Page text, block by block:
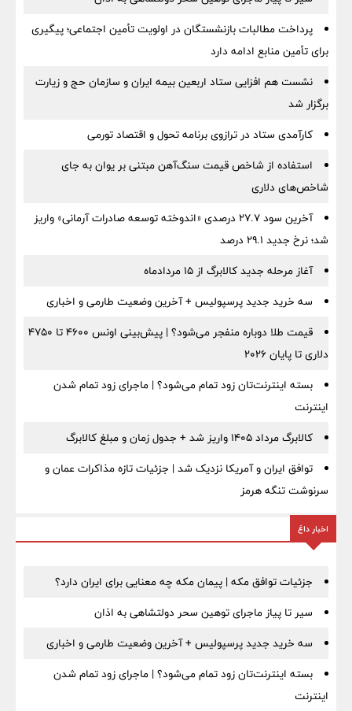
پرداخت مطالبات بازنشستگان در اولویت تأمین اجتماعی؛ پیگیری
برای تأمین منابع ادامه دارد
نشست هم افزایی ستاد اربعین بیمه ایران و سازمان حج و زیارت
برگزار شد
کارآمدی ستاد در ترازوی برنامه تحول و اقتصاد تورمی
استفاده از شاخص قیمت سنگ‌آهن مبتنی بر یوان به جای
شاخص‌های دلاری
آخرین سود ۲۷.۷ درصدی «اندوخته توسعه صادرات آرمانی» واریز
شد؛ نرخ جدید ۲۹.۱ درصد
آغاز مرحله جدید کالابرگ از ۱۵ مردادماه
سه خرید جدید پرسپولیس + آخرین وضعیت طارمی و اخباری
قیمت طلا دوباره منفجر می‌شود؟ | پیش‌بینی اونس ۴۶۰۰ تا ۴۷۵۰
دلاری تا پایان ۲۰۲۶
بسته اینترنت‌تان زود تمام می‌شود؟ | ماجرای زود تمام شدن
اینترنت
کالابرگ مرداد ۱۴۰۵ واریز شد + جدول زمان و مبلغ کالابرگ
توافق ایران و آمریکا نزدیک شد | جزئیات تازه مذاکرات عمان و
سرنوشت تنگه هرمز
اخبار داغ
جزئیات توافق مکه | پیمان مکه چه معنایی برای ایران دارد؟
سیر تا پیاز ماجرای توهین سحر دولتشاهی به اذان
سه خرید جدید پرسپولیس + آخرین وضعیت طارمی و اخباری
بسته اینترنت‌تان زود تمام می‌شود؟ | ماجرای زود تمام شدن
اینترنت